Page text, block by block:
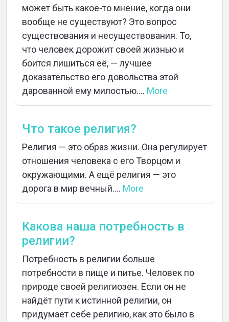
может быть какое-то мнение, когда они
вообще не существуют? Это вопрос
существования и несуществования. То,
что человек дорожит своей жизнью и
боится лишиться её, — лучшее
доказательство его довольства этой
дарованной ему милостью.... More
Что такое религия?
Религия — это образ жизни. Она регулирует
отношения человека с его Творцом и
окружающими. А ещё религия — это
дорога в мир вечный.... More
Какова наша потребность в
религии?
Потребность в религии больше
потребности в пище и питье. Человек по
природе своей религиозен. Если он не
найдёт пути к истинной религии, он
придумает себе религию, как это было в